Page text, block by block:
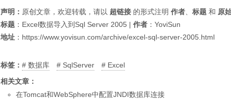
声明： 原创文章，欢迎转载，请以 超链接 的形式注明 作者 标题 和 原
标题 ： Excel数据导入到Sql Server 2005 | 作者 ：YoviSun
地址 ： https://www.yovisun.com/archive/excel-sql-server-2005.html
标签： 数据库 SqlServer
Excel
相关文章：
在Tomcat和WebSphere中配置JNDI数据库连接